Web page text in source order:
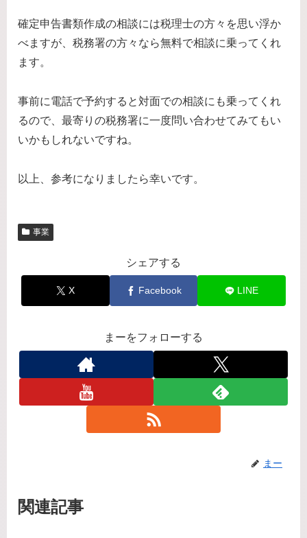
確定申告書類作成の相談には税理士の方々を思い浮か
べますが、税務署の方々なら無料で相談に乗ってくれ
ます。
事前に電話で予約すると対面での相談にも乗ってくれ
るので、最寄りの税務署に一度問い合わせてみてもい
いかもしれないですね。
以上、参考になりましたら幸いです。
事業
シェアする
X Facebook LINE
まーをフォローする
まー
関連記事